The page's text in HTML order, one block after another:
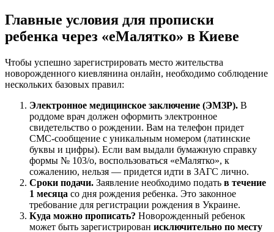
Главные условия для прописки
ребенка через «еМалятко» в Киеве
Чтобы успешно зарегистрировать место жительства
новорожденного киевлянина онлайн, необходимо соблюдение
нескольких базовых правил:
Электронное медицинское заключение (ЭМЗР). В
роддоме врач должен оформить электронное
свидетельство о рождении. Вам на телефон придет
СМС-сообщение с уникальным номером (латинские
буквы и цифры). Если вам выдали бумажную справку
формы № 103/о, воспользоваться «еМалятко», к
сожалению, нельзя — придется идти в ЗАГС лично.
Сроки подачи. Заявление необходимо подать в течение
1 месяца со дня рождения ребенка. Это законное
требование для регистрации рождения в Украине.
Куда можно прописать? Новорожденный ребенок
может быть зарегистрирован исключительно по месту